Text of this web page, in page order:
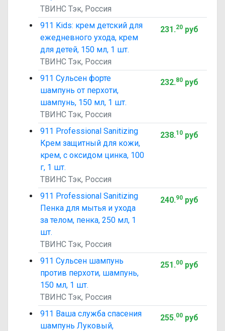
ТВИНС Тэк, Россия
911 Kids: крем детский для
ежедневного ухода, крем
для детей, 150 мл, 1 шт.
ТВИНС Тэк, Россия
231.20руб
911 Сульсен форте
шампунь от перхоти,
шампунь, 150 мл, 1 шт.
ТВИНС Тэк, Россия
232.80руб
911 Professional Sanitizing
Крем защитный для кожи,
крем, с оксидом цинка, 100
г, 1 шт.
ТВИНС Тэк, Россия
238.10руб
911 Professional Sanitizing
Пенка для мытья и ухода
за телом, пенка, 250 мл, 1
шт.
ТВИНС Тэк, Россия
240.90руб
911 Сульсен шампунь
против перхоти, шампунь,
150 мл, 1 шт.
ТВИНС Тэк, Россия
251.00руб
911 Ваша служба спасения
шампунь Луковый,
255.00руб